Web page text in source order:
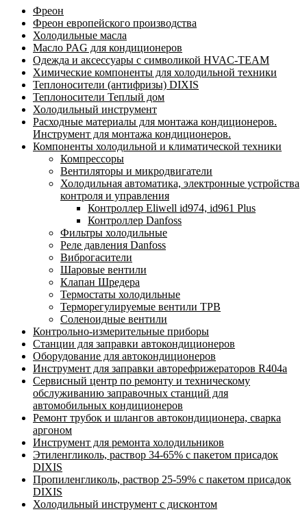
Фреон
Фреон европейского производства
Холодильные масла
Масло PAG для кондиционеров
Одежда и аксессуары с символикой HVAC-TEAM
Химические компоненты для холодильной техники
Теплоносители (антифризы) DIXIS
Теплоносители Теплый дом
Холодильный инструмент
Расходные материалы для монтажа кондиционеров.
Инструмент для монтажа кондиционеров.
Компоненты холодильной и климатической техники
Компрессоры
Вентиляторы и микродвигатели
Холодильная автоматика, электронные устройства
контроля и управления
Контроллер Eliwell id974, id961 Plus
Контроллер Danfoss
Фильтры холодильные
Реле давления Danfoss
Виброгасители
Шаровые вентили
Клапан Шредера
Термостаты холодильные
Терморегулируемые вентили ТРВ
Соленоидные вентили
Контрольно-измерительные приборы
Станции для заправки автокондиционеров
Оборудование для автокондиционеров
Инструмент для заправки авторефрижераторов R404a
Сервисный центр по ремонту и техническому
обслуживанию заправочных станций для
автомобильных кондиционеров
Ремонт трубок и шлангов автокондиционера, сварка
аргоном
Инструмент для ремонта холодильников
Этиленгликоль, раствор 34-65% с пакетом присадок
DIXIS
Пропиленгликоль, раствор 25-59% с пакетом присадок
DIXIS
Холодильный инструмент с дисконтом